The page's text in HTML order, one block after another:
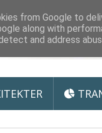
from Google to
along with
and address